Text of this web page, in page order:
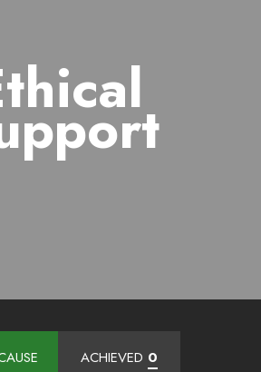
ACHIEVED 0